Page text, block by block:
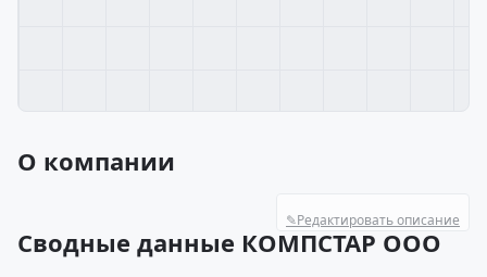
О компании
✎Редактировать описание
Сводные данные КОМПСТАР ООО